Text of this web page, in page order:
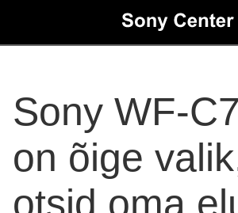
Contacts
Sony WF-
on õige
otsid oma